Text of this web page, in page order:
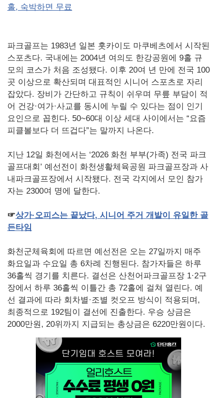
홀, 숙박하면 무료
파크골프는 1983년 일본 홋카이도 마쿠베츠에서 시작된
스포츠다. 국내에는 2004년 여의도 한강공원에 9홀 규
모의 코스가 처음 조성됐다. 이후 20여 년 만에 전국 100
곳 이상으로 확산되며 대표적인 시니어 스포츠로 자리
잡았다. 장비가 간단하고 규칙이 쉬우며 무릎 부담이 적
어 건강·여가·사교를 동시에 누릴 수 있다는 점이 인기
요인으로 꼽힌다. 50~60대 이상 세대 사이에서는 “요즘
피클볼보다 더 뜨겁다”는 말까지 나온다.
지난 12일 화천에서는 ‘2026 화천 부부(가족) 전국 파크
골프대회’ 예선전이 화천생활체육공원 파크골프장과 사
내파크골프장에서 시작됐다. 전국 각지에서 모인 참가
자는 2300여 명에 달한다.
☞상가·오피스는 끝났다, 시니어 주거 개발이 유일한 골
든타임
화천군체육회에 따르면 예선전은 오는 27일까지 매주
화요일과 수요일 총 6차례 진행된다. 참가자들은 하루
36홀씩 경기를 치른다. 결선은 산천어파크골프장 1·2구
장에서 하루 36홀씩 이틀간 총 72홀에 걸쳐 열린다. 예
선 결과에 따라 회차별·조별 컷오프 방식이 적용되며,
최종적으로 192팀이 결선에 진출한다. 우승 상금은
2000만원, 20위까지 지급되는 총상금은 6220만원이다.